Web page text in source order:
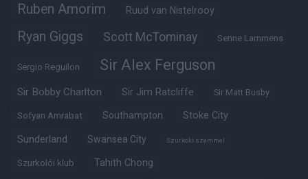
Ruben Amorim Ruud van Nistelrooy
Ryan Giggs Scott McTominay Senne Lammens
Sergio Reguilon Sir Alex Ferguson
Sir Bobby Charlton Sir Jim Ratcliffe Sir Matt Busby
Sofyan Amrabat Southampton Stoke City
Sunderland Swansea City Szurkoló szemmel
Szurkolói klub Tahith Chong